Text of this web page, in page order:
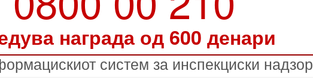
награда од 600 денари
систем за инспекциски надзор